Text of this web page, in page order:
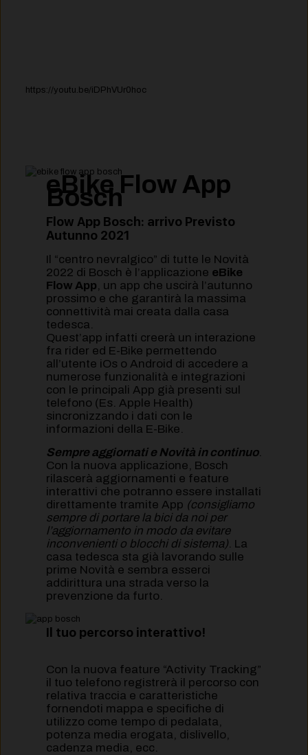
https://youtu.be/iDPhVUr0hoc
eBike Flow App
Bosch
Flow App Bosch: arrivo Previsto
Autunno 2021
Il “centro nevralgico” di tutte le Novità
2022 di Bosch è l’applicazione eBike
Flow App , un app che uscirà l’autunno
prossimo e che garantirà la massima
connettività mai creata dalla casa
tedesca.
Quest’app infatti creerà un interazione
fra rider ed E-Bike permettendo
all’utente iOs o Android di accedere a
numerose funzionalità e integrazioni
con le principali App già presenti sul
telefono (Es. Apple Health)
sincronizzando i dati con le
informazioni della E-Bike.
Sempre aggiornati e Novità in continuo.
Con la nuova applicazione, Bosch
rilascerà aggiornamenti e feature
interattivi che potranno essere installati
direttamente tramite App (consigliamo
sempre di portare la bici da noi per
l’aggiornamento in modo da evitare
inconvenienti o blocchi di sistema). La
casa tedesca sta già lavorando sulle
prime Novità e sembra esserci
addirittura una strada verso la
prevenzione da furto.
Il tuo percorso interattivo!
Con la nuova feature “Activity Tracking”
il tuo telefono registrerà il percorso con
relativa traccia e caratteristiche
fornendoti mappa e specifiche di
utilizzo come tempo di pedalata,
potenza media erogata, dislivello,
cadenza media, ecc.